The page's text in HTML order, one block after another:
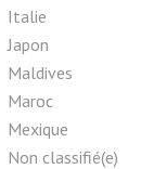
Italie
Japon
Maldives
Maroc
Mexique
Non classifié(e)